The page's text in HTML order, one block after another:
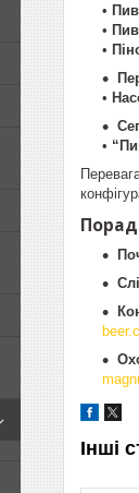
•
•
•
•
•
Інші